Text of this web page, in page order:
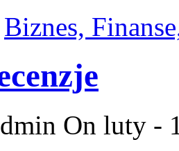
Biznes,
On luty -